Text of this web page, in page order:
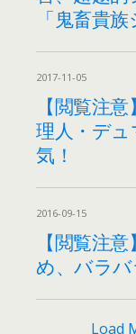
「鬼畜貴
2017-11-05
【閲覧注
理人・デ
気！
2016-09-15
【閲覧注
め、バラバ
Load